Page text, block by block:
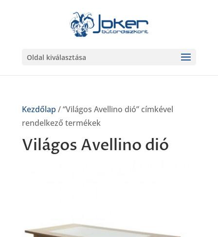
Oldal kiválasztása
Kezdőlap / “Világos Avellino dió” címkével
rendelkező termékek
Világos Avellino dió